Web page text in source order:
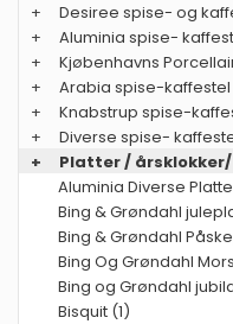
+
Desiree spise- og
+
Aluminia spise-
+
Kjøbenhavns
+
Arabia spise-kaffestel
+
Knabstrup spise-
+
Diverse spise-
+
Platter / årsklokker/
Aluminia Diverse
Bing & Grøndahl
Bing & Grøndahl
Bing Og Grøndahl
Bing og Grøndahl
Bisquit (1)